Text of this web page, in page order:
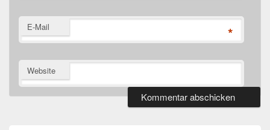
E-Mail *
Website